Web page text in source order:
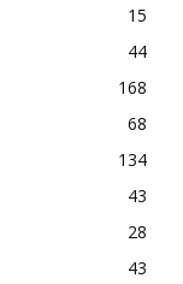
15
44
168
68
134
43
28
43